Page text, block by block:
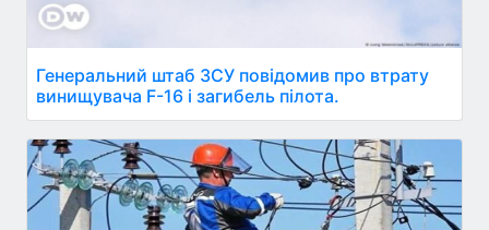
Генеральний штаб ЗСУ повідомив про втрату
винищувача F-16 і загибель пілота.